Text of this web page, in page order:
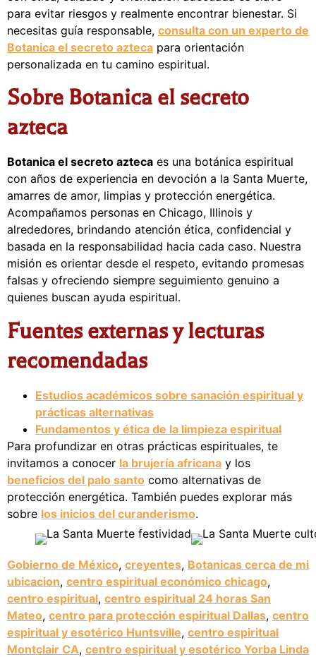
para evitar riesgos y realmente encontrar bienestar. Si
necesitas guía responsable, consulta con un experto de
Botanica el secreto azteca para orientación
personalizada en tu camino espiritual.
Sobre Botanica el secreto
azteca
Botanica el secreto azteca es una botánica espiritual
con años de experiencia en devoción a la Santa Muerte,
amarres de amor, limpias y protección energética.
Acompañamos personas en Chicago, Illinois y
alrededores, brindando atención ética, confidencial y
basada en la responsabilidad hacia cada caso. Nuestra
misión es orientar desde el respeto, evitando promesas
falsas y ofreciendo siempre seguimiento genuino a
quienes buscan ayuda espiritual.
Fuentes externas y lecturas
recomendadas
Estudios académicos sobre sanación espiritual y
prácticas alternativas
Fundamentos y ética de la limpieza espiritual
Para profundizar en otras prácticas espirituales, te
invitamos a conocer la brujería africana y los
beneficios del palo santo como alternativas de
protección energética. También puedes explorar más
sobre los inicios del curanderismo.
Gobierno de México, creyentes, Botanicas cerca de mi
ubicacion, centro espiritual económico chicago,
centro espiritual, centro espiritual 24 horas San
Mateo, centro para protección espiritual Dallas, centro
espiritual y esotérico Huntsville, centro espiritual
Montclair CA, centro espiritual y esotérico Yorba Linda